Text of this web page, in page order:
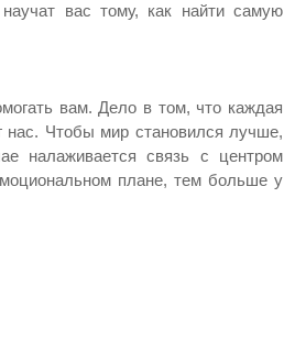
вас тому, как найти самую
вам. Дело в том, что каждая
Чтобы мир становился лучше,
налаживается связь с центром
плане, тем больше у